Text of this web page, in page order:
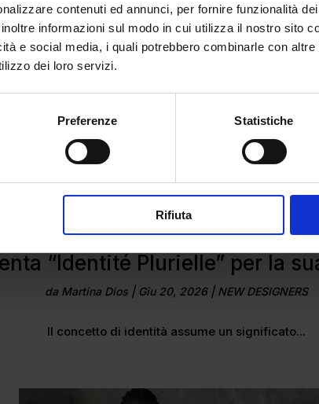
contenuti ed annunci, per fornire funzionalità
informazioni sul modo in cui utilizza il nostro sito
e social media, i quali potrebbero combinarle con
dei loro servizi.
Preferenze Statistiche
Rifiuta
“Identité Plurielle” per la
da Martina Dios| Giu 20, 2026| NEW DESIGNERS
Il concetto di identità assume un significato...